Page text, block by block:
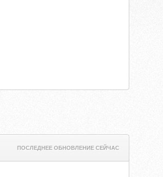
ПОСЛЕДНЕЕ ОБНОВЛЕНИЕ СЕЙЧАС